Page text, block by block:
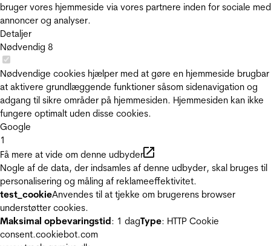
bruger vores hjemmeside via vores partnere inden for sociale
annoncer og analyser.
Detaljer
Nødvendig 8
Nødvendige cookies hjælper med at gøre en hjemmeside
at aktivere grundlæggende funktioner såsom sidenavigation og
adgang til sikre områder på hjemmesiden. Hjemmesiden kan ikke
fungere optimalt uden disse cookies.
Google
1
Få mere at vide om denne udbyder
Nogle af de data, der indsamles af denne udbyder, skal bruges til
personalisering og måling af reklameeffektivitet.
test_cookieAnvendes til at tjekke om brugerens browser
understøtter cookies.
Maksimal opbevaringstid: 1 dagType: HTTP Cookie
consent.cookiebot.com